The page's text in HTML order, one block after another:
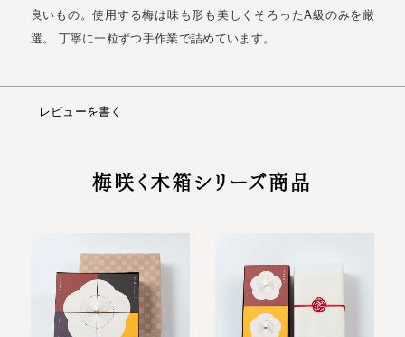
良いもの。使用する梅は味も形も美しくそろったA級のみを厳
選。 丁寧に一粒ずつ手作業で詰めています。
レビューを書く
梅咲く木箱シリーズ商品